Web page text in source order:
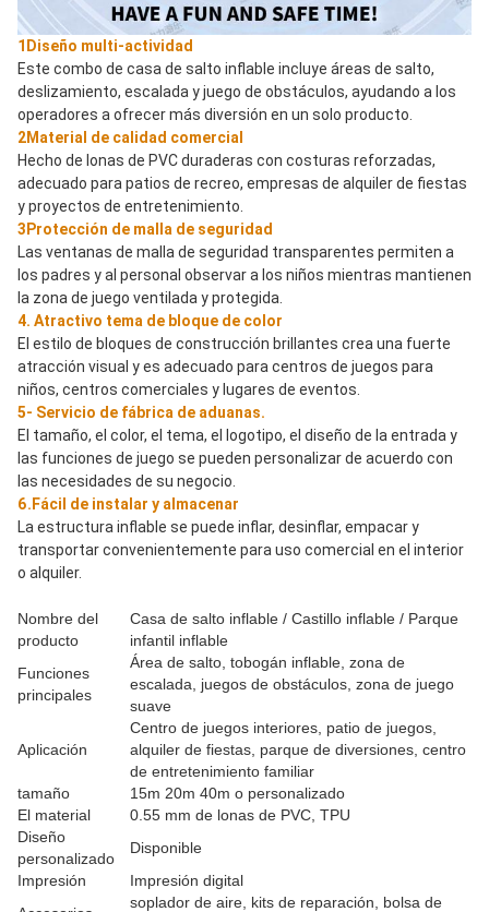
1Diseño multi-actividad
Este combo de casa de salto inflable incluye áreas de salto,
deslizamiento, escalada y juego de obstáculos, ayudando a los
operadores a ofrecer más diversión en un solo producto.
2Material de calidad comercial
Hecho de lonas de PVC duraderas con costuras reforzadas,
adecuado para patios de recreo, empresas de alquiler de fiestas
y proyectos de entretenimiento.
3Protección de malla de seguridad
Las ventanas de malla de seguridad transparentes permiten a
los padres y al personal observar a los niños mientras mantienen
la zona de juego ventilada y protegida.
4. Atractivo tema de bloque de color
El estilo de bloques de construcción brillantes crea una fuerte
atracción visual y es adecuado para centros de juegos para
niños, centros comerciales y lugares de eventos.
5- Servicio de fábrica de aduanas.
El tamaño, el color, el tema, el logotipo, el diseño de la entrada y
las funciones de juego se pueden personalizar de acuerdo con
las necesidades de su negocio.
6.Fácil de instalar y almacenar
La estructura inflable se puede inflar, desinflar, empacar y
transportar convenientemente para uso comercial en el interior
o alquiler.
Nombre del
producto
Casa de salto inflable / Castillo inflable / Parque
infantil inflable
Funciones
principales
Área de salto, tobogán inflable, zona de
escalada, juegos de obstáculos, zona de juego
suave
Aplicación
Centro de juegos interiores, patio de juegos,
alquiler de fiestas, parque de diversiones, centro
de entretenimiento familiar
tamaño
15m 20m 40m o personalizado
El material
0.55 mm de lonas de PVC, TPU
Diseño
personalizado
Disponible
Impresión
Impresión digital
soplador de aire, kits de reparación, bolsa de